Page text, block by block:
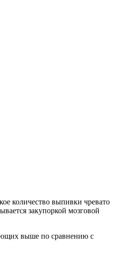
количество выпивки чревато
закупоркой мозговой
выше по сравнению с